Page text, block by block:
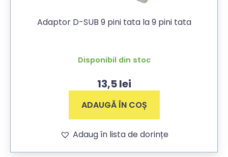
Adaptor D-SUB 9 pini tata la 9 pini tata
Disponibil din stoc
13,5lei
ADAUGĂ ÎN COȘ
Adaug în lista de dorințe